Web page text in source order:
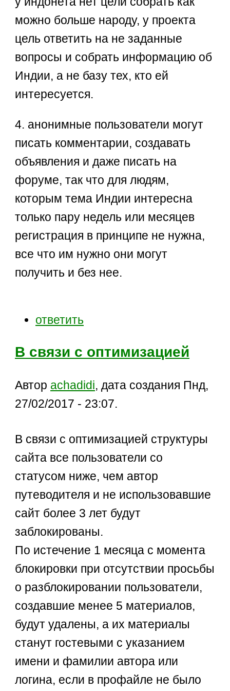
можно больше народу, у проекта
цель ответить на не заданные
вопросы и собрать информацию об
Индии, а не базу тех, кто ей
интересуется.
4. анонимные пользователи могут
писать комментарии, создавать
объявления и даже писать на
форуме, так что для людям,
которым тема Индии интересна
только пару недель или месяцев
регистрация в принципе не нужна,
все что им нужно они могут
получить и без нее.
ответить
В связи с оптимизацией
Автор achadidi, дата создания Пнд,
27/02/2017 - 23:07.
В связи с оптимизацией структуры
сайта все пользователи со
статусом ниже, чем автор
путеводителя и не использовавшие
сайт более 3 лет будут
заблокированы.
По истечение 1 месяца с момента
блокировки при отсутствии просьбы
о разблокировании пользователи,
создавшие менее 5 материалов,
будут удалены, а их материалы
станут гостевыми с указанием
имени и фамилии автора или
логина, если в профайле не было